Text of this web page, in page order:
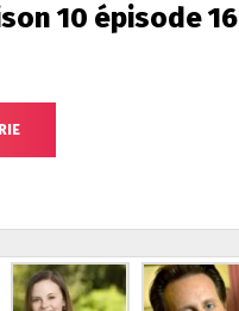
10 épisode 16